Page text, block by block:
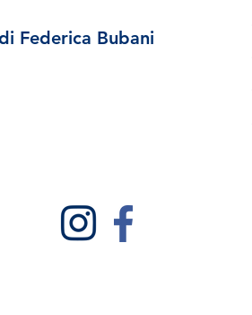
Federica Bubani